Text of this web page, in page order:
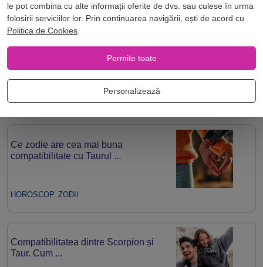
Articole care conțin tagul: zodia scorpion
Brățări Feng Shui: Simboluri și
Ce zodie are cea mai buna
compatibilitate cu Taurul ...
HOROSCOP. ZODII
Compatibilitatea dintre Scorpion și
Taur. Cum ...
le pot combina cu alte informații oferite de dvs. sau culese în urma
folosirii serviciilor lor. Prin continuarea navigării, ești de acord cu
Politica de Cookies.
Permite toate
Personalizează